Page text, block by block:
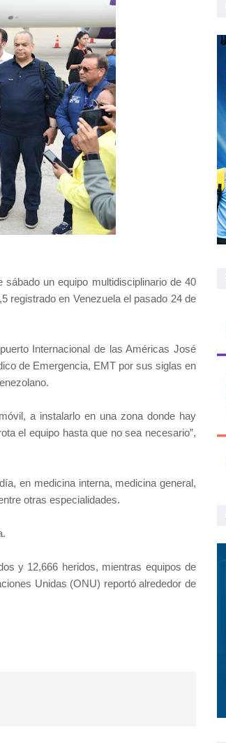
un equipo multidisciplinario de 40
registrado en Venezuela el pasado 24 de
Internacional de las Américas José
de Emergencia, EMT por sus siglas en
a instalarlo en una zona donde hay
el equipo hasta que no sea necesario”,
en medicina interna, medicina general,
otras especialidades.
y 12,666 heridos, mientras equipos de
Unidas (ONU) reportó alrededor de